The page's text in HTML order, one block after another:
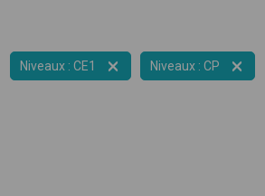
Niveaux : CE1  Niveaux : CP 